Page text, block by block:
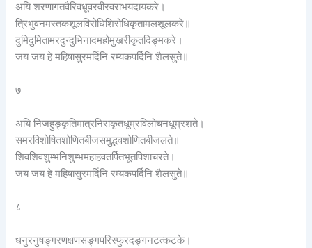
अयि शरणागतवैरिवधूवरवीरवराभयदायकरे।
त्रिभुवनमस्तकशूलविरोधिशिरोधिकृतामलशूलकरे॥
दुमिदुमितामरदुन्दुभिनादमहोमुखरीकृतदिङ्मकरे।
जय जय हे महिषासुरमर्दिनि रम्यकपर्दिनि शैलसुते॥
७
अयि निजहुङ्कृतिमात्रनिराकृतधूम्रविलोचनधूम्रशते।
समरविशोषितशोणितबीजसमुद्भवशोणितबीजलते॥
शिवशिवशुम्भनिशुम्भमहाहवतर्पितभूतपिशाचरते।
जय जय हे महिषासुरमर्दिनि रम्यकपर्दिनि शैलसुते॥
८
धनुरनुषङ्गरणक्षणसङ्गपरिस्फुरदङ्गनटत्कटके।